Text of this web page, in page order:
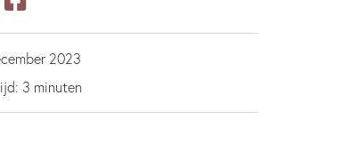
2023
3 minuten